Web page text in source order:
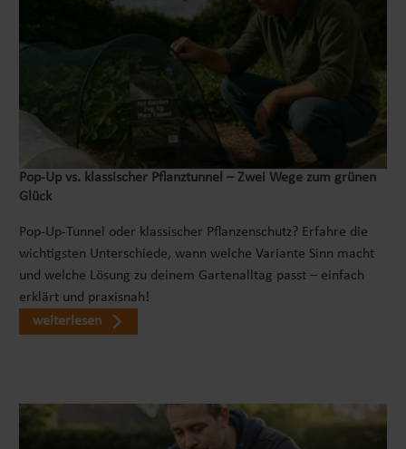
Pop‑Up vs. klassischer Pflanztunnel – Zwei Wege zum grünen
Glück
Pop-Up-Tunnel oder klassischer Pflanzenschutz? Erfahre die
wichtigsten Unterschiede, wann welche Variante Sinn macht
und welche Lösung zu deinem Gartenalltag passt – einfach
erklärt und praxisnah!
weiterlesen